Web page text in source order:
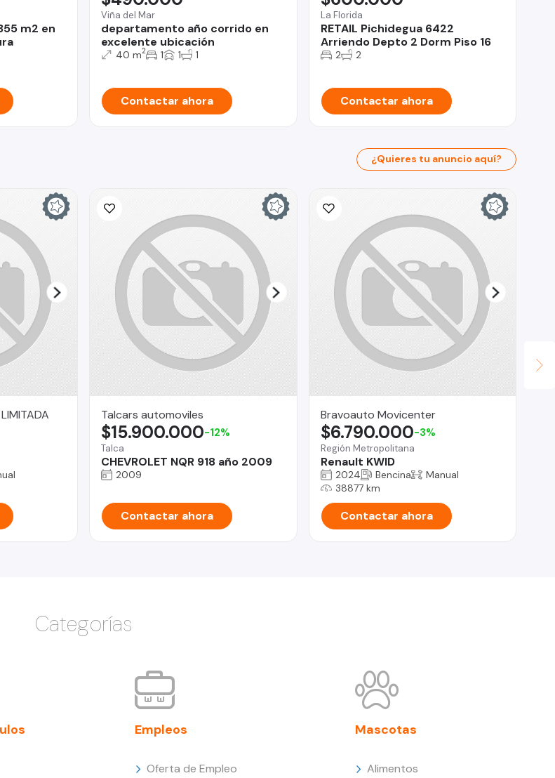
m2 en
Viña del Mar
departamento año corrido en
excelente ubicación
40 m2 1 1 1
Contactar ahora
La Florida
RETAIL Pichidegua 6422
Arriendo Depto 2 Dorm Piso 16
2 2
Contactar ahora
¿Quieres tu anuncio aquí?
Talcars automoviles
Talca
CHEVROLET NQR 918 año 2009
$15.900.000-12%
2009
Contactar ahora
Bravoauto Movicenter
Región Metropolitana
Renault KWID
$6.790.000-3%
2024 Bencina
Manual
38877 km
Contactar ahora
Categorías
Empleos
Oferta de Empleo
Mascotas
Alimentos